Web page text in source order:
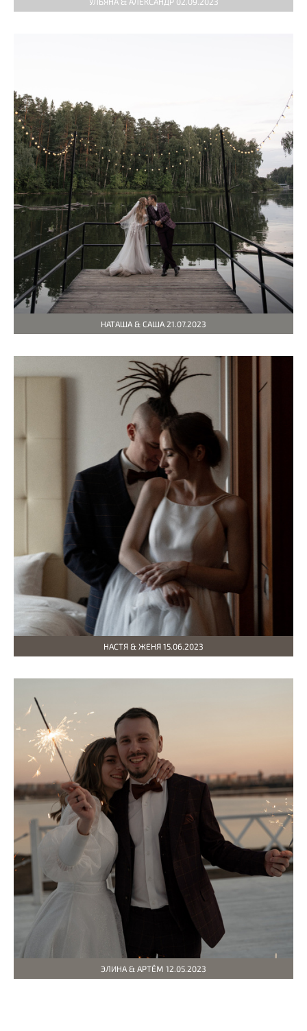
НАТАША & САША 21.07.2023
НАСТЯ & ЖЕНЯ 15.06.2023
ЭЛИНА & АРТЁМ 12.05.2023